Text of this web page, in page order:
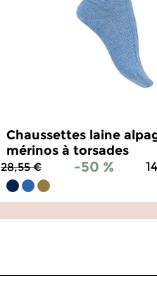
Chaussettes laine
mérinos à torsades
28,55 € -50 %